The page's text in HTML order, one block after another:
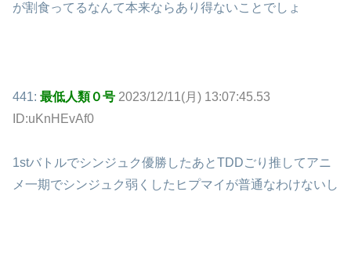
が割食ってるなんて本来ならあり得ないことでしょ
441: 最低人類０号 2023/12/11(月) 13:07:45.53
ID:uKnHEvAf0
1stバトルでシンジュク優勝したあとTDDごり推してアニ
メ一期でシンジュク弱くしたヒプマイが普通なわけないし